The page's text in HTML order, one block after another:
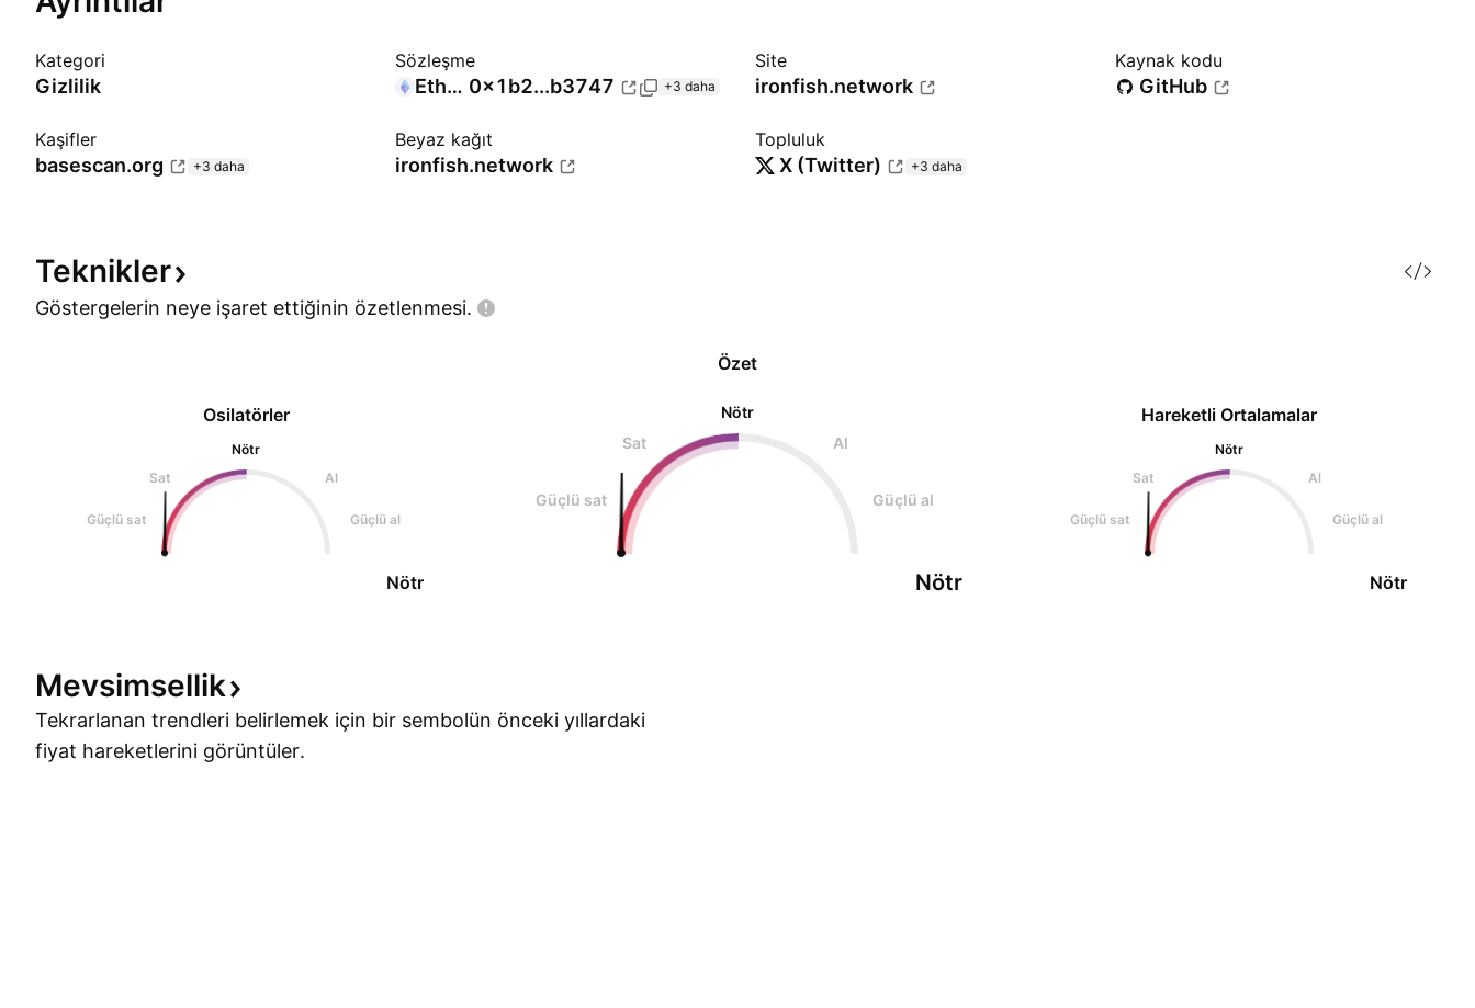
Kategori
Gizlilik
Sözleşme
Ethereum 0x1b2...b3747 +3 daha
Site
ironfish.network
Kaynak kodu
GitHub
Kaşifler
basescan.org +3 daha
Beyaz kağıt
ironfish.network
Topluluk
X (Twitter) +3 daha
Teknikler
Göstergelerin neye işaret ettiğinin özetlenmesi.
Osilatörler
Nötr
Sat
Al
Güçlü sat Güçlü al
Nötr
Özet
Nötr
Sat
Al
Güçlü sat Güçlü al
Nötr
Hareketli Ortalamalar
Nötr
Sat
Al
Güçlü sat Güçlü al
Nötr
Mevsimsellik
Tekrarlanan trendleri belirlemek için bir sembolün önceki yıllardaki
fiyat hareketlerini görüntüler.